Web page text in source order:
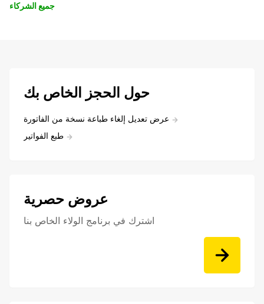
جميع الشركاء
حول الحجز الخاص بك
عرض تعديل إلغاء طباعة نسخة من الفاتورة
طبع الفواتير
عروض حصرية
اشترك في برنامج الولاء الخاص بنا